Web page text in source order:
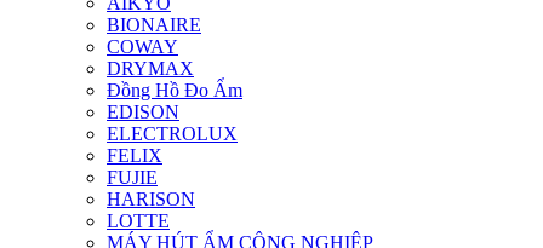
BIONAIRE
COWAY
DRYMAX
Đồng Hồ Đo Ẩm
EDISON
ELECTROLUX
FELIX
FUJIE
HARISON
LOTTE
MÁY HÚT ẨM CÔNG NGHIỆP